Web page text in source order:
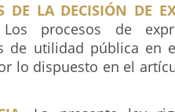
DE LA DECISIÓN DE
Los procesos de
de utilidad pública en
lo dispuesto en el